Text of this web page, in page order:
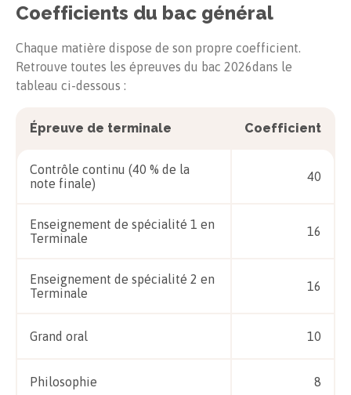
Coefficients du bac général
Chaque matière dispose de son propre coefficient.
Retrouve toutes les épreuves du bac 2026dans le
tableau ci-dessous :
Épreuve de terminale Coefficient
Contrôle continu (40 % de la
note finale)
40
Enseignement de spécialité 1 en
Terminale
16
Enseignement de spécialité 2 en
Terminale
16
Grand oral 10
Philosophie 8